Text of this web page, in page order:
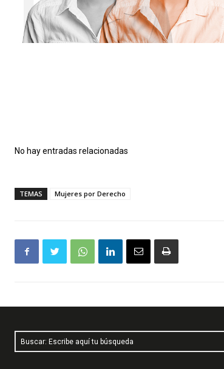
No hay entradas relacionadas
TEMAS Mujeres por Derecho
Buscar: Escribe aquí tu búsqueda